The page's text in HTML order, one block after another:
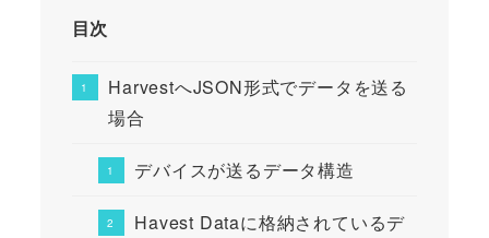
目次
HarvestへJSON形式でデータを送る
場合
デバイスが送るデータ構造
Havest Dataに格納されているデ